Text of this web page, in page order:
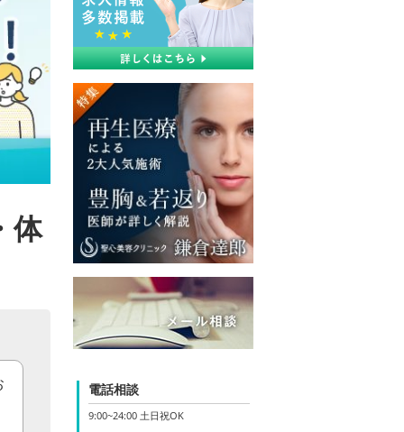
体
電話相談
9:00~24:00 土日祝OK